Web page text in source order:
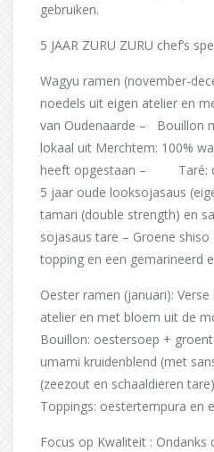
gebruiken.
5 JAAR ZURU ZURU chef’s
Wagyu ramen (november-
noedels uit eigen atelier en
van Oudenaarde – Bouillon
lokaal uit Merchtem: 100%
heeft opgestaan – Taré:
5 jaar oude looksojasaus
tamari (double strength) en
sojasaus tare – Groene shiso
topping en een gemarineerd
Oester ramen (januari):
atelier en met bloem uit de
Bouillon: oestersoep +
umami kruidenblend (met
(zeezout en schaaldieren
Toppings: oestertempura en
Focus op Kwaliteit :